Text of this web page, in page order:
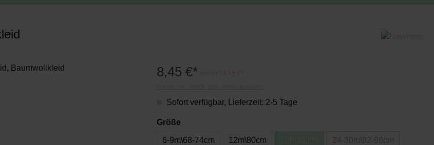
8,45 €*
Sofort verfügbar, Lieferzeit: 2-5 Tage
Größe
6-9m\68-74cm 12m\80cm